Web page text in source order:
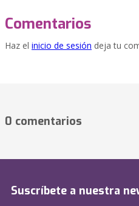
Comentarios
Haz el inicio de sesión deja tu
0 comentarios
Suscríbete a nuestra